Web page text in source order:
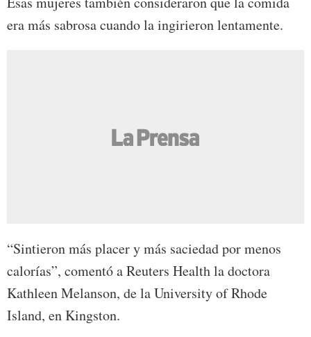
era más sabrosa cuando la ingirieron lentamente.
“Sintieron más placer y más saciedad por menos
calorías”, comentó a Reuters Health la doctora
Kathleen Melanson, de la University of Rhode
Island, en Kingston.